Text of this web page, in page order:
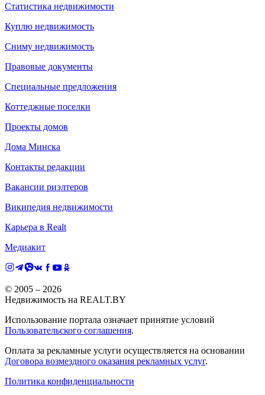
Статистика недвижимости
Куплю недвижимость
Сниму недвижимость
Правовые документы
Специальные предложения
Коттеджные поселки
Проекты домов
Дома Минска
Контакты редакции
Вакансии риэлтеров
Википедия недвижимости
Карьера в Realt
Медиакит
© 2005 – 2026
Недвижимость на REALT.BY
Использование портала означает принятие условий
Пользовательского соглашения.
Оплата за рекламные услуги осуществляется на основании
Договора возмездного оказания рекламных услуг.
Политика конфиденциальности